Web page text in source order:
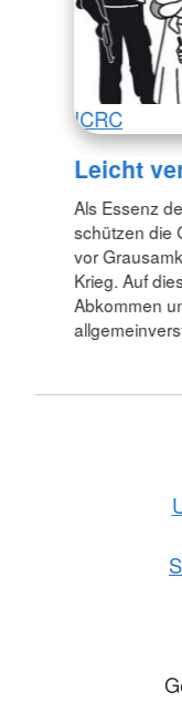
ICRC
Leicht
Als Essenz
schützen die
vor
Krieg. Auf
Abkommen